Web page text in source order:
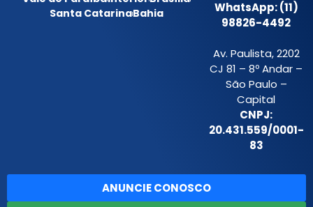
Santa CatarinaBahia
WhatsApp: (11)
98826-4492
Av. Paulista, 2202
CJ 81 – 8º Andar –
São Paulo –
Capital
CNPJ:
20.431.559/0001-
83
ANUNCIE CONOSCO